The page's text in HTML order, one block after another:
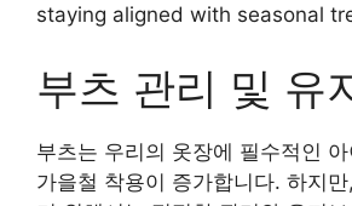
staying aligned with seasonal
부츠 관리 및 유
부츠는 우리의 옷장에 필수적인
가을철 착용이 증가합니다. 하지